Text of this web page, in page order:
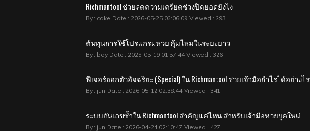
Richmantool ช่วยลดความเครียดช่วงปิดยอดยังไง
By : cake Date : 2026-05-25 02:06:09 Viewed : 293
ต้นทุนการใช้โปรแกรมหวย คุ้มไหมในระยะยาว
By : boy Date : 2026-05-19 01:57:44 Viewed : 326
ฟีเจอร์ออกตัวอัจฉริยะ (Special) ใน Richmantool ช่วยเจ้ามือกำไรได้อย่างไร
By : jun Date : 2026-05-12 02:38:44 Viewed : 341
ระบบกันเลขซ้ำใน Richmantool สำคัญแค่ไหน สำหรับเจ้ามือหวยยุคใหม่
By : jun Date : 2026-04-24 02:10:47 Viewed : 427